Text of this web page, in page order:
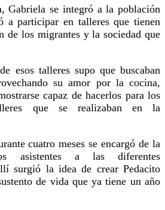
Gabriela se integró a la población
a participar en talleres que tienen
de los migrantes y la sociedad que
esos talleres supo que buscaban
su amor por la cocina,
capaz de hacerlos para los
que se realizaban en la
cuatro meses se encargó de la
asistentes a las diferentes
surgió la idea de crear Pedacito
de vida que ya tiene un año